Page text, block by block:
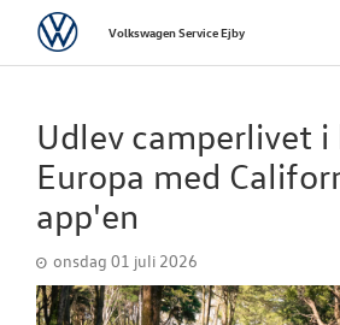
VolkswagenVolkswagen Service Ejby
Udlev camperlivet i
Europa med
app'en
onsdag 01 juli 2026